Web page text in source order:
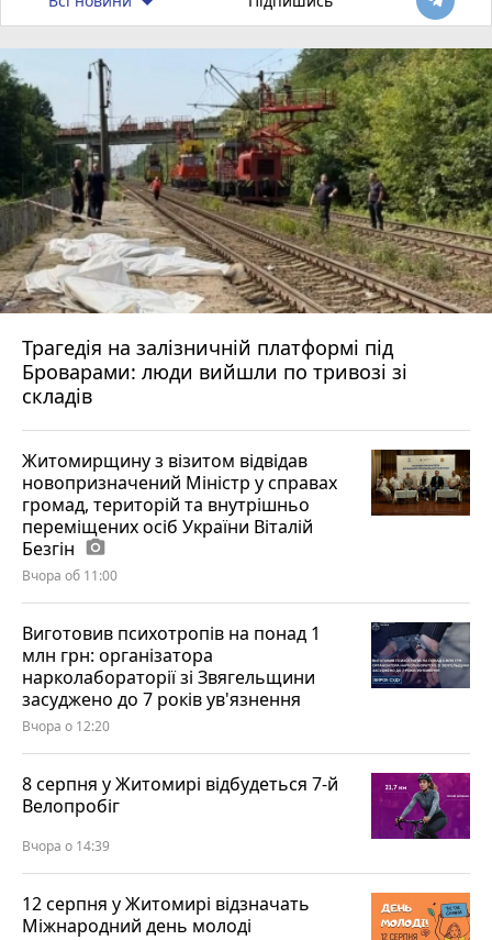
Трагедія на залізничній платформі під
Броварами: люди вийшли по тривозі зі
складів
Житомирщину з візитом відвідав
новопризначений Міністр у справах
громад, територій та внутрішньо
переміщених осіб України Віталій
Безгін photo_camera
Вчора об 11:00
Виготовив психотропів на понад 1
млн грн: організатора
нарколабораторії зі Звягельщини
засуджено до 7 років ув'язнення
Вчора о 12:20
8 серпня у Житомирі відбудеться 7-й
Велопробіг
Вчора о 14:39
12 серпня у Житомирі відзначать
Міжнародний день молоді